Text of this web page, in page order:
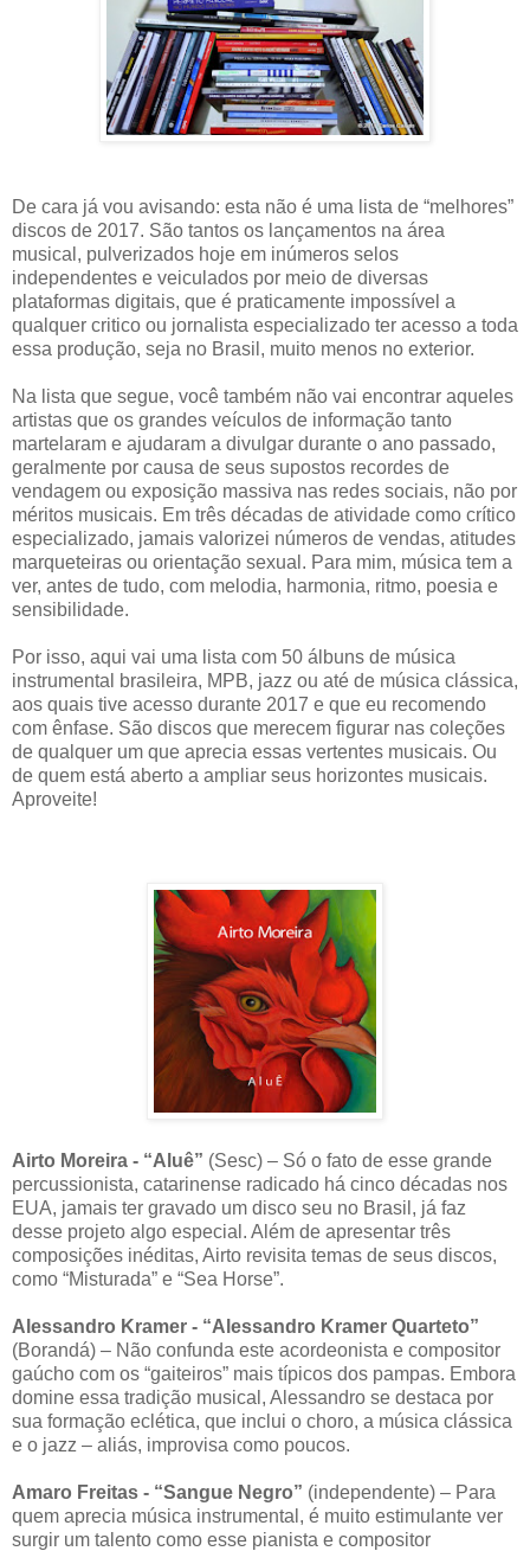
De cara já vou avisando: esta não é uma lista de “melhores”
discos de 2017. São tantos os lançamentos na área
musical, pulverizados hoje em inúmeros selos
independentes e veiculados por meio de diversas
plataformas digitais, que é praticamente impossível a
qualquer critico ou jornalista especializado ter acesso a toda
essa produção, seja no Brasil, muito menos no exterior.
Na lista que segue, você também não vai encontrar aqueles
artistas que os grandes veículos de informação tanto
martelaram e ajudaram a divulgar durante o ano passado,
geralmente por causa de seus supostos recordes de
vendagem ou exposição massiva nas redes sociais, não por
méritos musicais. Em três décadas de atividade como crítico
especializado, jamais valorizei números de vendas, atitudes
marqueteiras ou orientação sexual. Para mim, música tem a
ver, antes de tudo, com melodia, harmonia, ritmo, poesia e
sensibilidade.
Por isso, aqui vai uma lista com 50 álbuns de música
instrumental brasileira, MPB, jazz ou até de música clássica,
aos quais tive acesso durante 2017 e que eu recomendo
com ênfase. São discos que merecem figurar nas coleções
de qualquer um que aprecia essas vertentes musicais. Ou
de quem está aberto a ampliar seus horizontes musicais.
Aproveite!
Airto Moreira - “Aluê” (Sesc) – Só o fato de esse grande
percussionista, catarinense radicado há cinco décadas nos
EUA, jamais ter gravado um disco seu no Brasil, já faz
desse projeto algo especial. Além de apresentar três
composições inéditas, Airto revisita temas de seus discos,
como “Misturada” e “Sea Horse”.
Alessandro Kramer - “Alessandro Kramer Quarteto”
(Borandá) – Não confunda este acordeonista e compositor
gaúcho com os “gaiteiros” mais típicos dos pampas. Embora
domine essa tradição musical, Alessandro se destaca por
sua formação eclética, que inclui o choro, a música clássica
e o jazz – aliás, improvisa como poucos.
Amaro Freitas - “Sangue Negro” (independente) – Para
quem aprecia música instrumental, é muito estimulante ver
surgir um talento como esse pianista e compositor